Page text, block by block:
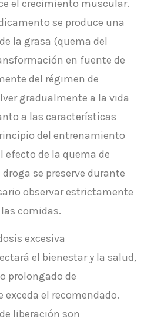
el crecimiento muscular.
se produce una
la grasa (quema del
en fuente de
del régimen de
gradualmente a la vida
a las características
del entrenamiento
efecto de la quema de
se preserve durante
observar estrictamente
comidas.
excesiva
el bienestar y la salud,
prolongado de
el recomendado.
liberación son